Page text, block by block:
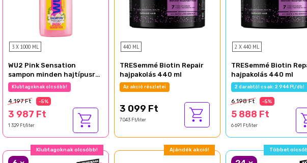
3 X 1000 ML
WU2 Pink Sensation
sampon minden hajtípusra
1000 ml
Klubtagoknak olcsóbb!
4 197 Ft -5%
3 987 Ft
1 329 Ft/liter
440 ML
TRESemmé Biotin Repair
hajpakolás 440 ml
Az akció részletei
3 099 Ft
7 043 Ft/liter
2 X 440 ML
TRESemmé Biotin
hajpakolás 440 ml
2 darabtól csak: 2 944 Ft/db!
6 198 Ft -5%
5 888 Ft
6 691 Ft/liter
Klubtagoknak olcsóbb! Ajándék akció! Többet